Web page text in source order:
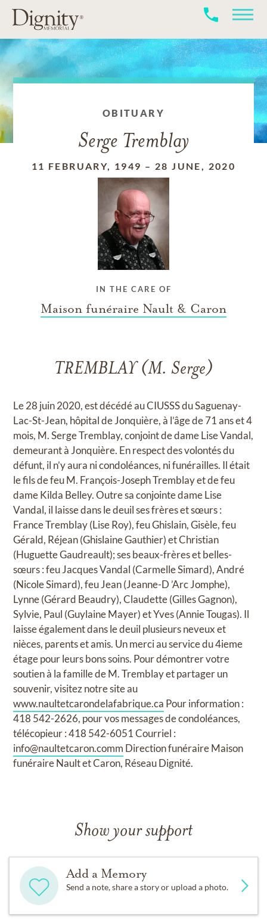
OBITUARY
Serge Tremblay
11 FEBRUARY, 1949 – 28 JUNE, 2020
IN THE CARE OF
Maison funéraire Nault & Caron
TREMBLAY (M. Serge)
Le 28 juin 2020, est décédé au CIUSSS du Saguenay-
Lac-St-Jean, hôpital de Jonquière, à l’âge de 71 ans et 4
mois, M. Serge Tremblay, conjoint de dame Lise Vandal,
demeurant à Jonquière. En respect des volontés du
défunt, il n’y aura ni condoléances, ni funérailles. Il était
le fils de feu M. François-Joseph Tremblay et de feu
dame Kilda Belley. Outre sa conjointe dame Lise
Vandal, il laisse dans le deuil ses frères et sœurs :
France Tremblay (Lise Roy), feu Ghislain, Gisèle, feu
Gérald, Réjean (Ghislaine Gauthier) et Christian
(Huguette Gaudreault); ses beaux-frères et belles-
sœurs : feu Jacques Vandal (Carmelle Simard), André
(Nicole Simard), feu Jean (Jeanne-D ’Arc Jomphe),
Lynne (Gérard Beaudry), Claudette (Gilles Gagnon),
Sylvie, Paul (Guylaine Mayer) et Yves (Annie Tougas). Il
laisse également dans le deuil plusieurs neveux et
nièces, parents et amis. Un merci au service du 4ieme
étage pour leurs bons soins. Pour démontrer votre
soutien à la famille de M. Tremblay et partager un
souvenir, visitez notre site au
www.naultetcarondelafabrique.ca Pour information :
418 542-2626, pour vos messages de condoléances,
télécopieur : 418 542-6051 Courriel :
info@naultetcaron.comm Direction funéraire Maison
funéraire Nault et Caron, Réseau Dignité.
Show your support
Add a Memory
Send a note, share a story or upload a photo.